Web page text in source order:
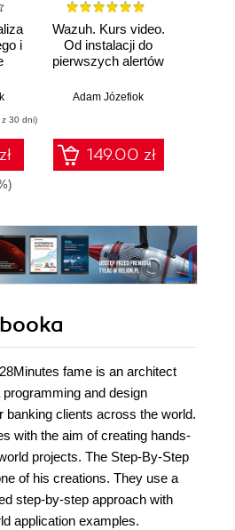
i
z 30 dni)
Wazuh. Kurs video.
Od instalacji do
pierwszych alertów
Adam Józefiok
149.00 zł
fame is an architect
and design
banking clients across the world.
with the aim of creating hands-
projects. The Step-By-Step
of his creations. They use a
step-by-step approach with
application examples.